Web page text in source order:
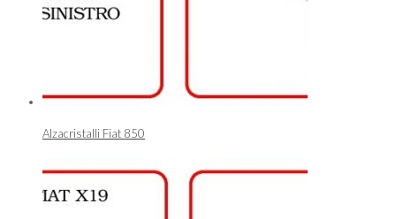
Alzacristalli Fiat 850